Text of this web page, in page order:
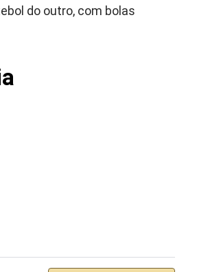
do outro, com bolas